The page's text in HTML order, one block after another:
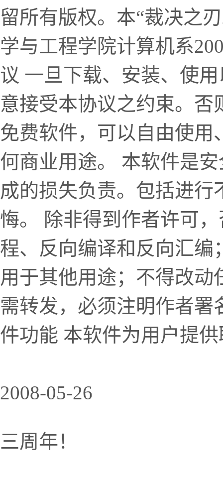
留所有版权。本“裁决之
学与工程学院计算机系
议 一旦下载、安装、使
意接受本协议之约束。
免费软件，可以自由使用
何商业用途。 本软件是
成的损失负责。包括进
悔。 除非得到作者许可
程、反向编译和反向汇编
用于其他用途；不得改
需转发，必须注明作者
件功能 本软件为用户提
2008-05-26
三周年！